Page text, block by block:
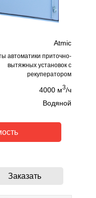
Atmic
автоматики приточно-
вытяжных установок с
рекуператором
4000 м3/ч
Водяной